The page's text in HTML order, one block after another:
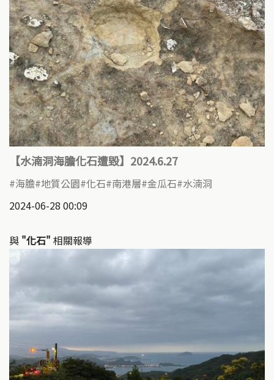
【水湳洞海膽化石遭毀】2024.6.27
海膽 地質公園 化石 南港層 金瓜石 水湳洞
2024-06-28 00:09
與 "化石" 相關報導